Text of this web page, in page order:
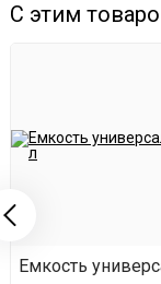
С этим
Емкость